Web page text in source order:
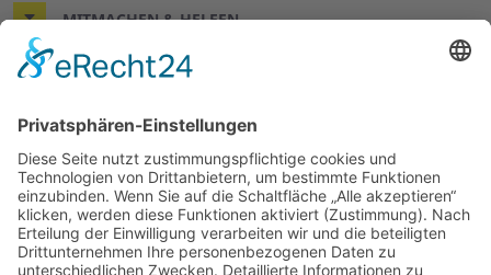
MITMACHEN & HELFEN
© 2026 ASB-Regionalverband Leine-Weser